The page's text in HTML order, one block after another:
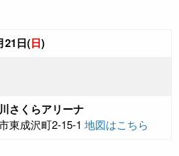
21日(日)
さくらアリーナ
東成沢町2-15-1 地図はこちら